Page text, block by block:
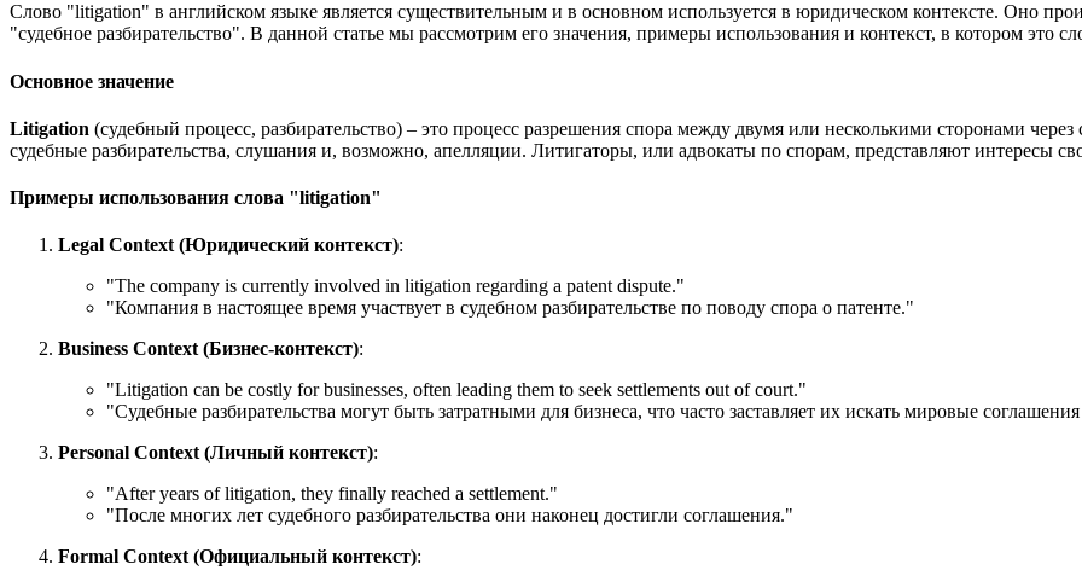
Слово "litigation" в английском языке является существительным и в основном используется в юридическом контексте. Оно
"судебное разбирательство". В данной статье мы рассмотрим его значения, примеры использования и контекст, в котором это
Основное значение
Litigation (судебный процесс, разбирательство) – это процесс разрешения спора между двумя или несколькими сторонами
судебные разбирательства, слушания и, возможно, апелляции. Литигаторы, или адвокаты по спорам, представляют интересы
Примеры использования слова "litigation"
Legal Context (Юридический контекст):
"The company is currently involved in litigation regarding a patent dispute."
"Компания в настоящее время участвует в судебном разбирательстве по поводу спора о патенте."
Business Context (Бизнес-контекст):
"Litigation can be costly for businesses, often leading them to seek settlements out of court."
"Судебные разбирательства могут быть затратными для бизнеса, что часто заставляет их искать мировые
Personal Context (Личный контекст):
"After years of litigation, they finally reached a settlement."
"После многих лет судебного разбирательства они наконец достигли соглашения."
Formal Context (Официальный контекст):